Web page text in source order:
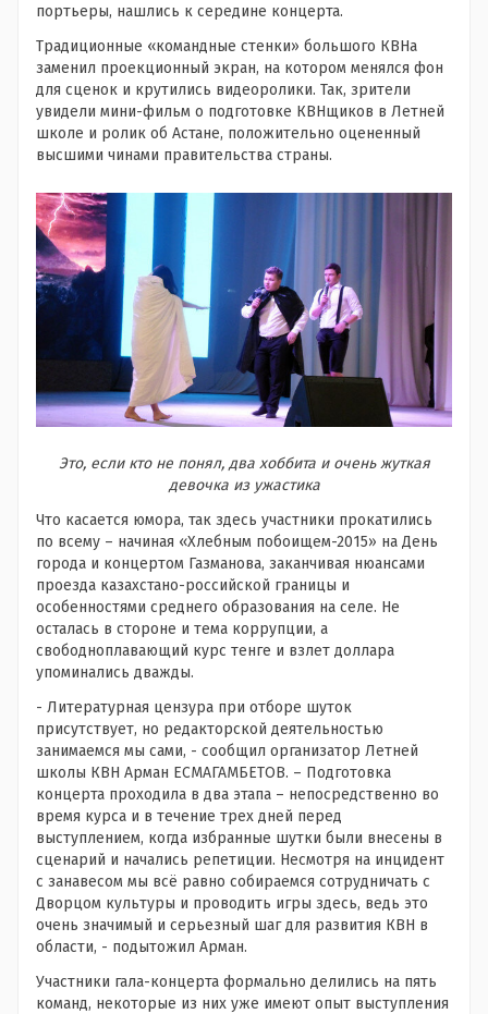
портьеры, нашлись к середине концерта.
Традиционные «командные стенки» большого КВНа
заменил проекционный экран, на котором менялся фон
для сценок и крутились видеоролики. Так, зрители
увидели мини-фильм о подготовке КВНщиков в Летней
школе и ролик об Астане, положительно оцененный
высшими чинами правительства страны.
Это, если кто не понял, два хоббита и очень жуткая
девочка из ужастика
Что касается юмора, так здесь участники прокатились
по всему – начиная «Хлебным побоищем-2015» на День
города и концертом Газманова, заканчивая нюансами
проезда казахстано-российской границы и
особенностями среднего образования на селе. Не
осталась в стороне и тема коррупции, а
свободноплавающий курс тенге и взлет доллара
упоминались дважды.
- Литературная цензура при отборе шуток
присутствует, но редакторской деятельностью
занимаемся мы сами, - сообщил организатор Летней
школы КВН Арман ЕСМАГАМБЕТОВ. – Подготовка
концерта проходила в два этапа – непосредственно во
время курса и в течение трех дней перед
выступлением, когда избранные шутки были внесены в
сценарий и начались репетиции. Несмотря на инцидент
с занавесом мы всё равно собираемся сотрудничать с
Дворцом культуры и проводить игры здесь, ведь это
очень значимый и серьезный шаг для развития КВН в
области, - подытожил Арман.
Участники гала-концерта формально делились на пять
команд, некоторые из них уже имеют опыт выступления